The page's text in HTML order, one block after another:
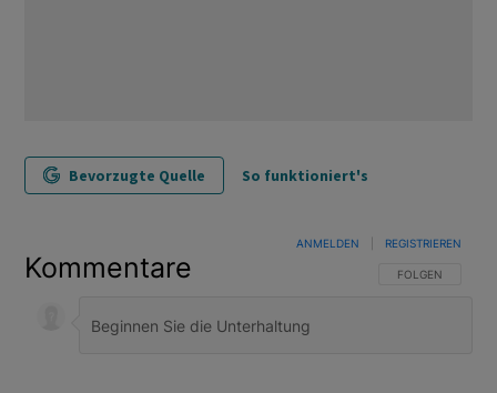
Bevorzugte Quelle So funktioniert's
Kommentare FOLGE DIESER
FOLGEN
ANMELDEN REGISTRIEREN